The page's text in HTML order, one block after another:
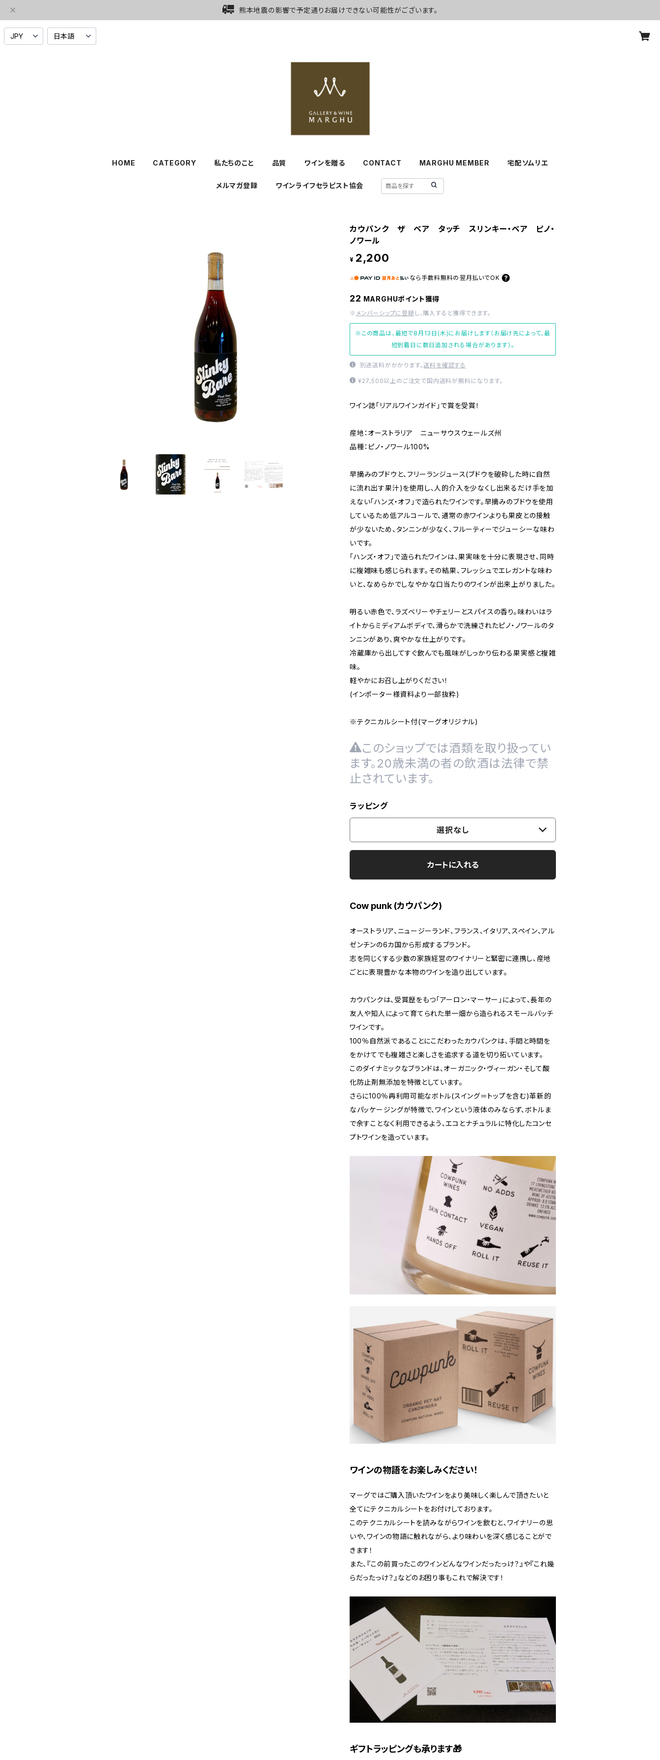
熊本地震の影響で予定通りお届けできない可能性がございます。
HOME CATEGORY 私たちのこと 品質 ワインを贈る CONTACT MARGHU MEMBER 宅配ソムリエ
メルマガ登録 ワインライフセラピスト協会
カウパンク ザ ベア タッチ スリンキー・ベア ピノ・
ノワール
¥ 2,200
なら 手数料無料の 翌月払いでOK
22 MARGHUポイント獲得
※ メンバーシップに登録 し、購入すると獲得できます。
※この商品は、最短で8月13日(木)にお届けします（お届け先によって、最
短到着日に数日追加される場合があります）。
別途送料がかかります。送料を確認する
¥27,500以上のご注文で国内送料が無料になります。
ワイン誌「リアルワインガイド」で賞を受賞！
産地：オーストラリア ニューサウスウェールズ州
品種：ピノ・ノワール100%
早摘みのブドウと、フリーランジュース(ブドウを破砕した時に自然
に流れ出す果汁)を使用し、人的介入を少なくし出来るだけ手を加
えない「ハンズ・オフ」で造られたワインです。早摘みのブドウを使用
しているため低アルコールで、通常の赤ワインよりも果皮との接触
が少ないため、タンニンが少なく、フルーティーでジューシーな味わ
いです。
「ハンズ・オフ」で造られたワインは、果実味を十分に表現させ、同時
に複雑味も感じられます。その結果、フレッシュでエレガントな味わ
いと、なめらかでしなやかな口当たりのワインが出来上がりました。
明るい赤色で、ラズベリーやチェリーとスパイスの香り。味わいはラ
イトからミディアムボディで、滑らかで洗練されたピノ・ノワールのタ
ンニンがあり、爽やかな仕上がりです。
冷蔵庫から出してすぐ飲んでも風味がしっかり伝わる果実感と複雑
味。
軽やかにお召し上がりください！
(インポーター様資料より一部抜粋)
※テクニカルシート付(マーグオリジナル)
このショップでは酒類を取り扱ってい
ます。20歳未満の者の飲酒は法律で禁
止されています。
ラッピング
選択なし
カートに入れる
Cow punk (カウパンク)
オーストラリア、ニュージーランド、フランス、イタリア、スペイン、アル
ゼンチンの6カ国から形成するブランド。
志を同じくする少数の家族経営のワイナリーと緊密に連携し、産地
ごとに表現豊かな本物のワインを造り出しています。
カウパンクは、受賞歴をもつ「アーロン・マーサー」によって、長年の
友人や知人によって育てられた単一畑から造られるスモールバッチ
ワインです。
100％自然派であることにこだわったカウパンクは、手間と時間を
をかけてでも複雑さと楽しさを追求する道を切り拓いています。
このダイナミックなブランドは、オーガニック・ヴィーガン・そして酸
化防止剤無添加を特徴としています。
さらに100％再利用可能なボトル(スイング＝トップを含む)革新的
なパッケージングが特徴で、ワインという液体のみならず、ボトルま
で余すことなく利用できるよう、エコとナチュラルに特化したコンセ
プトワインを造っています。
ワインの物語をお楽しみください！
マーグではご購入頂いたワインをより美味しく楽しんで頂きたいと
全てにテクニカルシートをお付けしております。
このテクニカルシートを読みながらワインを飲むと、ワイナリーの思
いや、ワインの物語に触れながら、より味わいを深く感じることがで
きます！
また、『この前買ったこのワインどんなワインだったっけ？』や『これ幾
らだったっけ？』などのお困り事もこれで解決です！
ギフトラッピングも承ります🎁